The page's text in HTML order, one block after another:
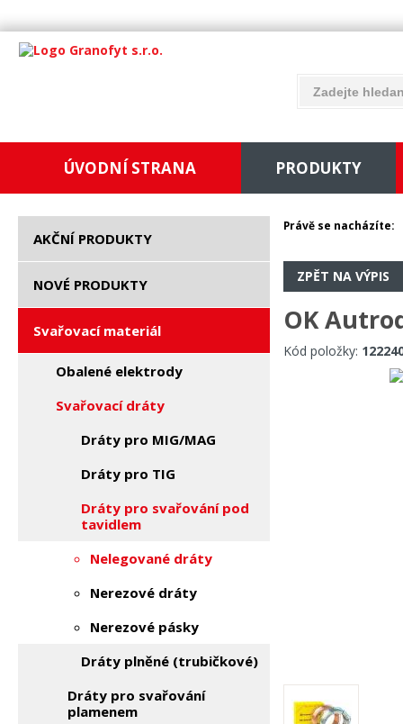
ÚVODNÍ STRANA PRODUKTY
AKČNÍ PRODUKTY
NOVÉ PRODUKTY
Svařovací materiál
Obalené elektrody
Svařovací dráty
Dráty pro MIG/MAG
Dráty pro TIG
Dráty pro svařování pod
tavidlem
Nelegované dráty
Nerezové dráty
Nerezové pásky
Dráty plněné (trubičkové)
Dráty pro svařování
plamenem
Právě se nacházíte:
ZPĚT NA VÝPIS
OK
Kód položky: